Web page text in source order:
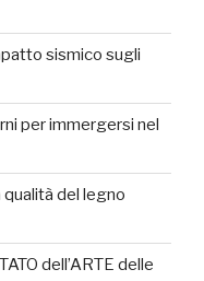
sismico sugli
per immergersi nel
del legno
dell’ARTE delle